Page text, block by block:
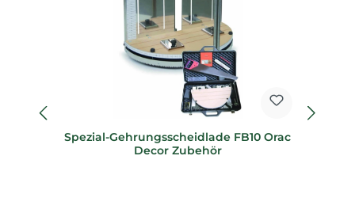
Spezial-Gehrungsscheidlade FB10 Orac
Decor Zubehör